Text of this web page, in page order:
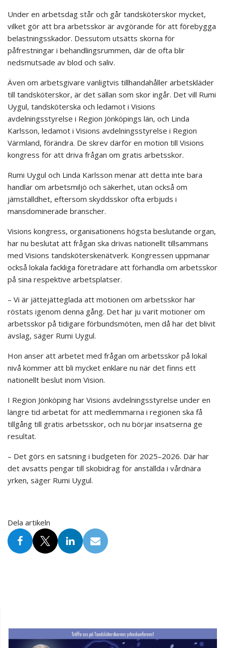
Under en arbetsdag står och går tandsköterskor mycket,
vilket gör att bra arbetsskor är avgörande för att förebygga
belastningsskador. Dessutom utsätts skorna för
påfrestningar i behandlingsrummen, där de ofta blir
nedsmutsade av blod och saliv.
Även om arbetsgivare vanligtvis tillhandahåller arbetskläder
till tandsköterskor, är det sällan som skor ingår. Det vill Rumi
Uygul, tandsköterska och ledamot i Visions
avdelningsstyrelse i Region Jönköpings län, och Linda
Karlsson, ledamot i Visions avdelningsstyrelse i Region
Värmland, förändra. De skrev därför en motion till Visions
kongress för att driva frågan om gratis arbetsskor.
Rumi Uygul och Linda Karlsson menar att detta inte bara
handlar om arbetsmiljö och säkerhet, utan också om
jämställdhet, eftersom skyddsskor ofta erbjuds i
mansdominerade branscher.
Visions kongress, organisationens högsta beslutande organ,
har nu beslutat att frågan ska drivas nationellt tillsammans
med Visions tandsköterskenätverk. Kongressen uppmanar
också lokala fackliga företrädare att förhandla om arbetsskor
på sina respektive arbetsplatser.
– Vi är jättejätteglada att motionen om arbetsskor har
röstats igenom denna gång. Det har ju varit motioner om
arbetsskor på tidigare förbundsmöten, men då har det blivit
avslag, säger Rumi Uygul.
Hon anser att arbetet med frågan om arbetsskor på lokal
nivå kommer att bli mycket enklare nu när det finns ett
nationellt beslut inom Vision.
I Region Jönköping har Visions avdelningsstyrelse under en
längre tid arbetat för att medlemmarna i regionen ska få
tillgång till gratis arbetsskor, och nu börjar insatserna ge
resultat.
– Det görs en satsning i budgeten för 2025–2026. Där har
det avsatts pengar till skobidrag för anställda i vårdnära
yrken, säger Rumi Uygul.
Dela artikeln